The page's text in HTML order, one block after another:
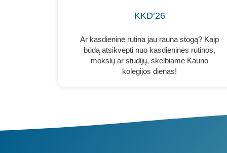
KKD’26
Ar kasdieninė rutina jau rauna stogą? Kaip
būdą atsikvėpti nuo kasdieninės rutinos,
mokslų ar studijų, skelbiame Kauno
kolegijos dienas!